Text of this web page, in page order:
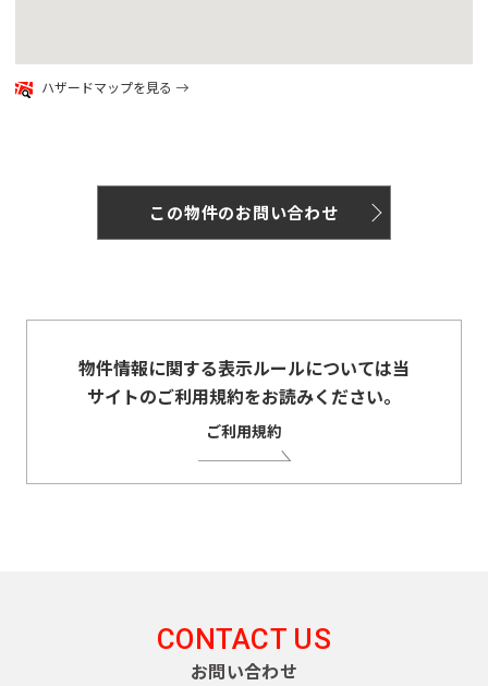
ハザードマップを見る
この物件のお問い合わせ
物件情報に関する表示ルールについては当
サイトのご利用規約をお読みください。
ご利用規約
CONTACT US
お問い合わせ